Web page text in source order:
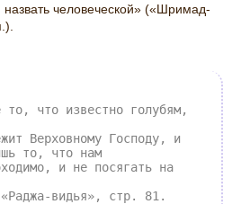
человеческой» («Шримад-
то, что известно голубям,
Верховному Господу, и
то, что нам
и не посягать на
видья», стр. 81.